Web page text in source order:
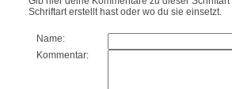
Schriftart erstellt hast oder wo du sie einsetzt.
Name:
Kommentar: